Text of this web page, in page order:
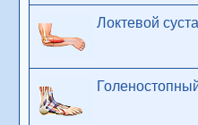
Локтевой